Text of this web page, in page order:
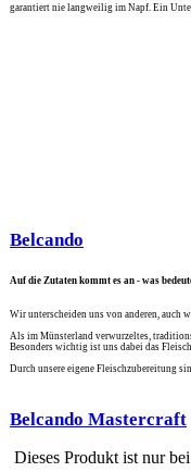
garantiert nie langweilig im Napf. Ein
Belcando
Auf die Zutaten kommt es an - was
Wir unterscheiden uns von anderen, auch
Als im Münsterland verwurzeltes,
Besonders wichtig ist uns dabei das
Durch unsere eigene Fleischzubereitung
Belcando Mastercraft
Dieses Produkt ist nur